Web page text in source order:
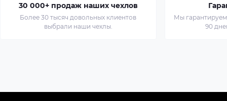
30 000+ продаж наших чехлов
Более 30 тысяч довольных клиентов
выбрали наши чехлы.
Мы гарантируем
90